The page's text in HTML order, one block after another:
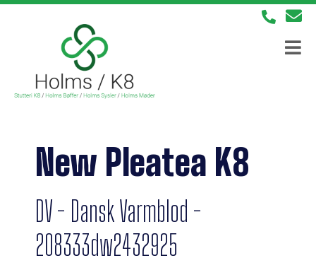
New Pleatea K8
DV - Dansk Varmblod -
208333dw2432925